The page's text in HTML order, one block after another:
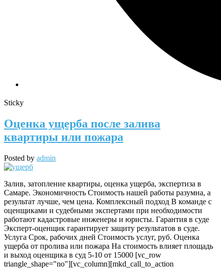
Sticky
Оценка ущерба после залива
квартиры или пожара
Posted by admin
Залив, затопление квартиры, оценка ущерба, экспертиза в
Самаре. Экономичность Стоимость нашей работы разумна, а
результат лучше, чем цена. Комплексный подход В команде с
оценщиками и судебными экспертами при необходимости
работают кадастровые инженеры и юристы. Гарантия в суде
Эксперт-оценщик гарантирует защиту результатов в суде.
Услуга Срок, рабочих дней Стоимость услуг, руб. Оценка
ущерба от пролива или пожара На стоимость влияет площадь
и выход оценщика в суд 5-10 от 15000 [vc_row
triangle_shape="no"][vc_column][mkd_call_to_action